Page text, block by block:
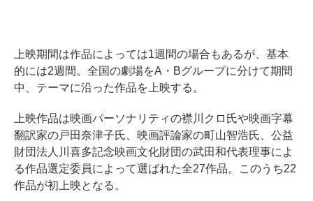
上映期間は作品によっては1週間の場合もあるが、基本
的には2週間。全国の劇場をA・Bグループに分けて期間
中、テーマに沿った作品を上映する。
上映作品は映画パーソナリティの襟川クロ氏や映画字幕
翻訳家の戸田奈津子氏、映画評論家の町山智浩氏、公益
財団法人川喜多記念映画文化財団の武田和代表理事によ
る作品選定委員によって選ばれた全27作品。このうち22
作品が初上映となる。